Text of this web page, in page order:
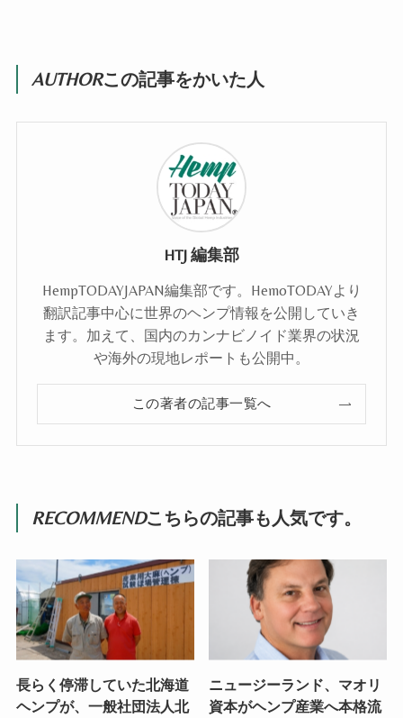
AUTHORこの記事をかいた人
HTJ 編集部
HempTODAYJAPAN編集部です。HemoTODAYより
翻訳記事中心に世界のヘンプ情報を公開していき
ます。加えて、国内のカンナビノイド業界の状況
や海外の現地レポートも公開中。
この著者の記事一覧へ
RECOMMENDこちらの記事も人気です。
長らく停滞していた北海道
ヘンプが、一般社団法人北
ニュージーランド、マオリ
資本がヘンプ産業へ本格流